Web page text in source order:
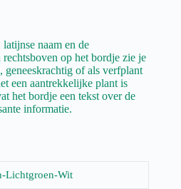
naam en de
op het bordje zie je
geneeskrachtig of als verfplant
een aantrekkelijke plant is
het bordje een tekst over de
informatie.
Lichtgroen-Wit